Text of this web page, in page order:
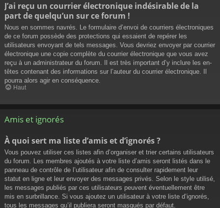
J’ai reçu un courrier électronique indésirable de la
part de quelqu’un sur ce forum !
Nous en sommes navrés. Le formulaire d’envoi de courriers électroniques
de ce forum possède des protections qui essaient de repérer les
utilisateurs envoyant de tels messages. Vous devriez envoyer par courrier
électronique une copie complète du courrier électronique que vous avez
reçu à un administrateur du forum. Il est très important d’y inclure les en-
têtes contenant des informations sur l’auteur du courrier électronique. Il
pourra alors agir en conséquence.
Haut
Amis et ignorés
À quoi sert ma liste d’amis et d’ignorés ?
Vous pouvez utiliser ces listes afin d’organiser et trier certains utilisateurs
du forum. Les membres ajoutés à votre liste d’amis seront listés dans le
panneau de contrôle de l’utilisateur afin de consulter rapidement leur
statut en ligne et leur envoyer des messages privés. Selon le style utilisé,
les messages publiés par ces utilisateurs peuvent éventuellement être
mis en surbrillance. Si vous ajoutez un utilisateur à votre liste d’ignorés,
tous les messages qu’il publiera seront masqués par défaut.